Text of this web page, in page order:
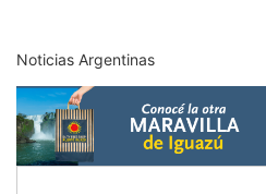
Noticias Argentinas